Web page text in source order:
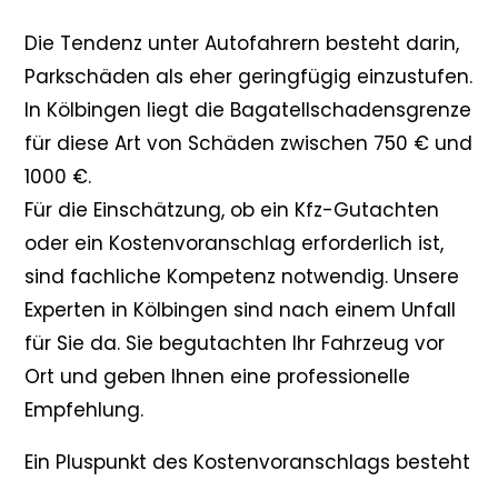
Die Tendenz unter Autofahrern besteht darin,
Parkschäden als eher geringfügig einzustufen.
In Kölbingen liegt die Bagatellschadensgrenze
für diese Art von Schäden zwischen 750 € und
1000 €.
Für die Einschätzung, ob ein Kfz-Gutachten
oder ein Kostenvoranschlag erforderlich ist,
sind fachliche Kompetenz notwendig. Unsere
Experten in Kölbingen sind nach einem Unfall
für Sie da. Sie begutachten Ihr Fahrzeug vor
Ort und geben Ihnen eine professionelle
Empfehlung.
Ein Pluspunkt des Kostenvoranschlags besteht